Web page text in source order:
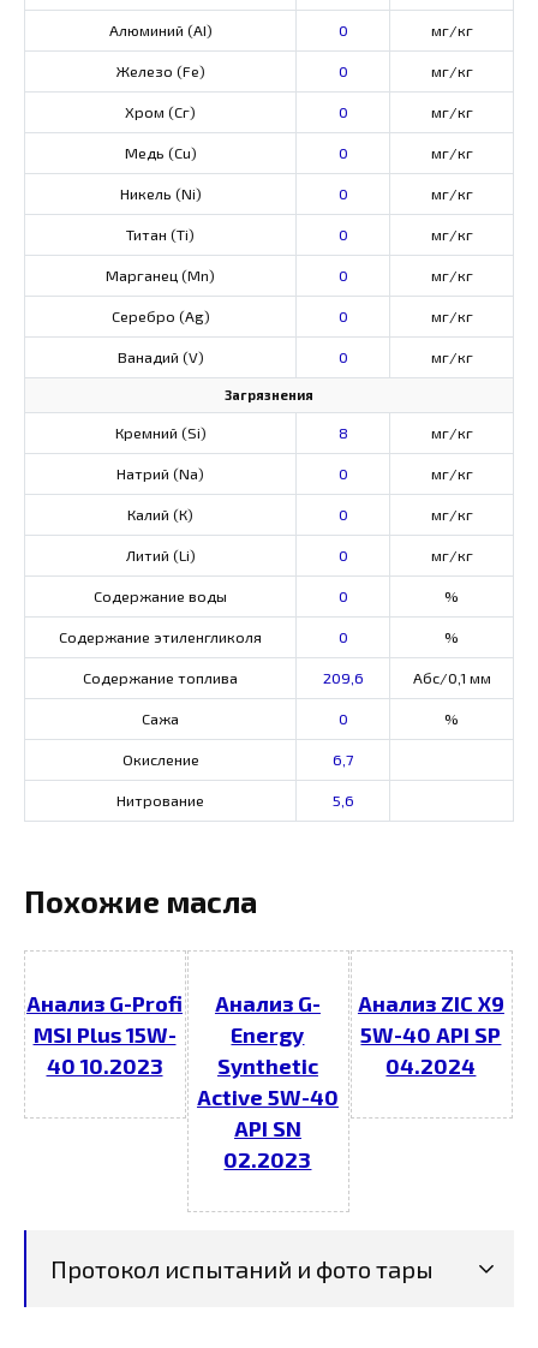
Алюминий (AI) 0 мг/кг
Железо (Fe) 0 мг/кг
Хром (Сг) 0 мг/кг
Медь (Cu) 0 мг/кг
Никель (Ni) 0 мг/кг
Титан (Ti) 0 мг/кг
Марганец (Mn) 0 мг/кг
Серебро (Ag) 0 мг/кг
Ванадий (V) 0 мг/кг
Загрязнения
Кремний (Si) 8 мг/кг
Натрий (Na) 0 мг/кг
Калий (К) 0 мг/кг
Литий (Li) 0 мг/кг
Содержание воды 0 %
Содержание этиленгликоля 0 %
Содержание топлива 209,6 Абс/0,1 мм
Сажа 0 %
Окисление 6,7
Нитрование 5,6
Похожие масла
Анализ G-Profi
MSI Plus 15W-
40 10.2023
Анализ G-
Energy
Synthetic
Active 5W-40
API SN
02.2023
Анализ ZIC X9
5W-40 API SP
04.2024
Протокол испытаний и фото тары